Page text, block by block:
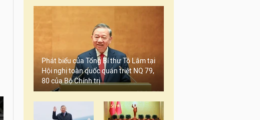
Phát biểu của Tổng Bí thư Tô Lâm tại
Hội nghị toàn quốc quán triệt NQ 79,
80 của Bộ Chính trị